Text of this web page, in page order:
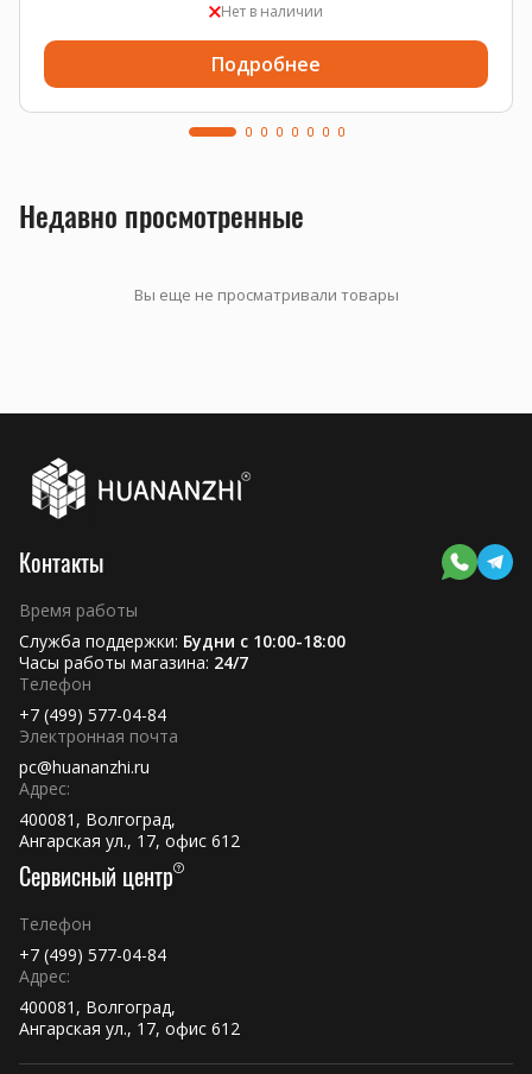
Нет в наличии
Подробнее
Недавно просмотренные
Вы еще не просматривали товары
Контакты
Время работы
Служба поддержки: Будни с 10:00-18:00
Часы работы магазина: 24/7
Телефон
+7 (499) 577-04-84
Электронная почта
pc@huananzhi.ru
Адрес:
400081, Волгоград,
Ангарская ул., 17, офис 612
Сервисный центр
Телефон
+7 (499) 577-04-84
Адрес:
400081, Волгоград,
Ангарская ул., 17, офис 612